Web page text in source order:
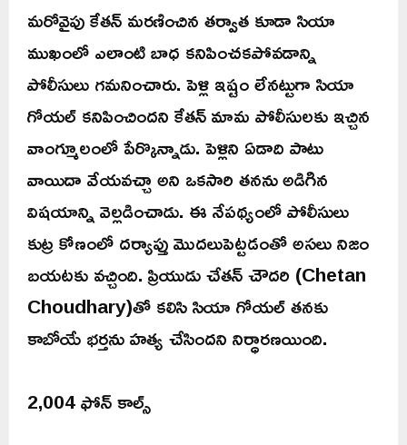
మరోవైపు కేతన్ మరణించిన తర్వాత కూడా సియా
ముఖంలో ఎలాంటి బాధ కనిపించకపోవడాన్ని
పోలీసులు గమనించారు. పెళ్లి ఇష్టం లేనట్టుగా సియా
గోయల్ కనిపించిందని కేతన్ మామ పోలీసులకు ఇచ్చిన
వాంగ్మూలంలో పేర్కొన్నాడు. పెళ్లిని ఏడాది పాటు
వాయిదా వేయవచ్చా అని ఒకసారి తనను అడిగిన
విషయాన్ని వెల్లడించాడు. ఈ నేపథ్యంలో పోలీసులు
కుట్ర కోణంలో దర్యాప్తు మొదలుపెట్టడంతో అసలు నిజం
బయటకు వచ్చింది. ప్రియుడు చేతన్ చౌదరి (Chetan
Choudhary)తో కలిసి సియా గోయల్ తనకు
కాబోయే భర్తను హత్య చేసిందని నిర్ధారణయింది.
2,004 ఫోన్ కాల్స్